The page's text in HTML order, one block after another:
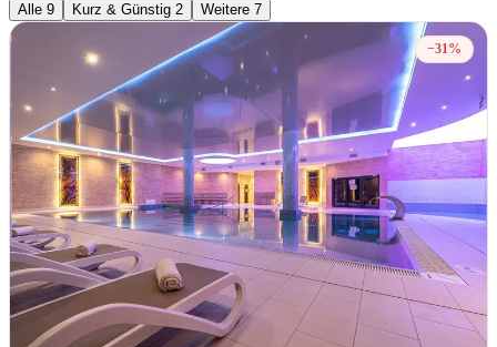
Alle 9 Kurz & Günstig 2 Weitere 7
−31%